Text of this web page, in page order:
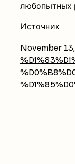
любопытных
Источник
November